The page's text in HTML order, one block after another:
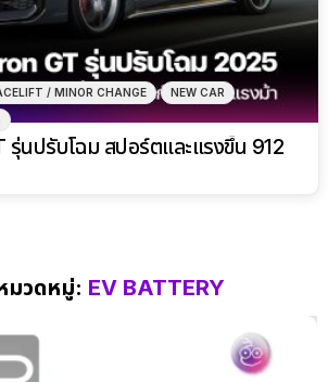
/ MINOR CHANGE NEW CAR
นปรับโฉม สปอร์ตและแรงขึ้น 912
มวดหมู่: EV BATTERY